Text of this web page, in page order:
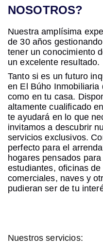
NOSOTROS?
Nuestra amplísima
de 30 años
tener un conocimiento
un excelente resultado.
Tanto si es un futuro
en El Búho
como en tu casa.
altamente cualificado
te ayudará en lo que
invitamos a descubrir
servicios exclusivos.
perfecto para el
hogares pensados
estudiantes, oficinas
comerciales, naves y
pudieran ser de tu
Nuestros servicios: